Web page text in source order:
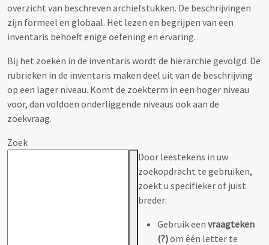
overzicht van beschreven archiefstukken. De beschrijvingen
zijn formeel en globaal. Het lezen en begrijpen van een
inventaris behoeft enige oefening en ervaring.
Bij het zoeken in de inventaris wordt de hiërarchie gevolgd. De
rubrieken in de inventaris maken deel uit van de beschrijving
op een lager niveau. Komt de zoekterm in een hoger niveau
voor, dan voldoen onderliggende niveaus ook aan de
zoekvraag.
Zoek
Door leestekens in uw
zoekopdracht te gebruiken,
zoekt u specifieker of juist
breder:
Gebruik een vraagteken
(?)om één letter te